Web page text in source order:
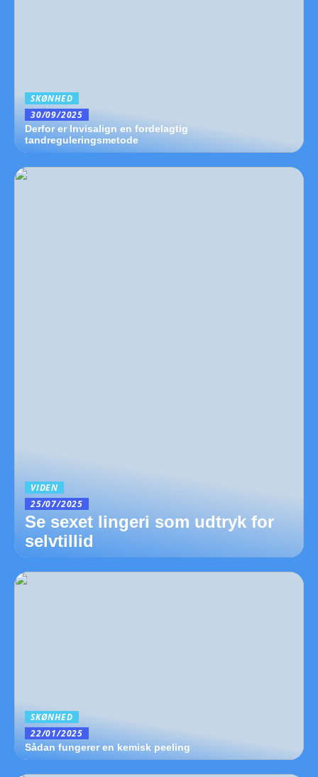
SKØNHED
30/09/2025
Derfor er Invisalign en fordelagtig
tandreguleringsmetode
VIDEN
25/07/2025
Se sexet lingeri som udtryk for
selvtillid
SKØNHED
22/01/2025
Sådan fungerer en kemisk peeling